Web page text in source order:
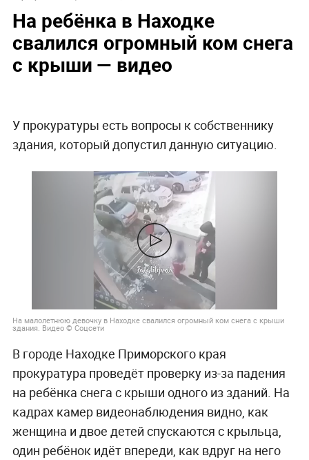
На ребёнка в Находке
свалился огромный ком снега
с крыши — видео
У прокуратуры есть вопросы к собственнику
здания, который допустил данную ситуацию.
На малолетнюю девочку в Находке свалился огромный ком снега с крыши
здания. Видео © Соцсети
В городе Находке Приморского края
прокуратура проведёт проверку из-за падения
на ребёнка снега с крыши одного из зданий. На
кадрах камер видеонаблюдения видно, как
женщина и двое детей спускаются с крыльца,
один ребёнок идёт впереди, как вдруг на него